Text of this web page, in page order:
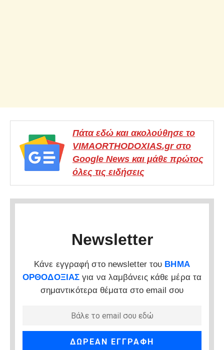
Πάτα εδώ και ακολούθησε το
VIMAORTHODOXIAS.gr στο
Google News και μάθε πρώτος
όλες τις ειδήσεις
Newsletter
Κάνε εγγραφή στο newsletter του ΒΗΜΑ
ΟΡΘΟΔΟΞΙΑΣ για να λαμβάνεις κάθε μέρα τα
σημαντικότερα θέματα στο email σου